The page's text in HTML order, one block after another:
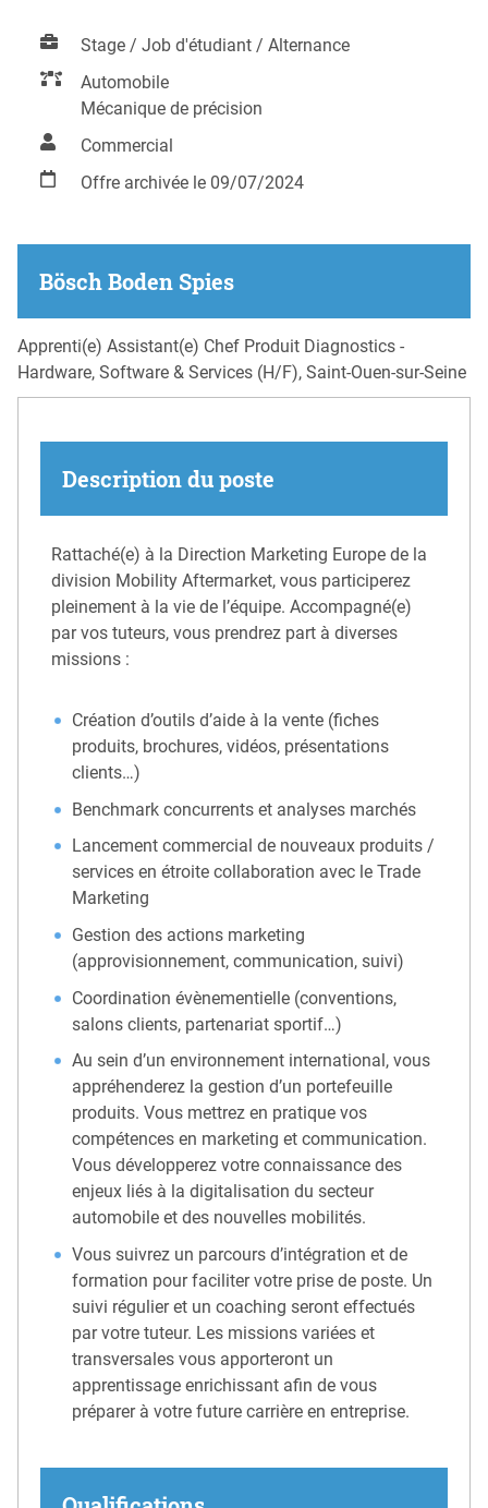
Stage / Job d'étudiant / Alternance
Automobile
Mécanique de précision
Commercial
Offre archivée le 09/07/2024
Bösch Boden Spies
Apprenti(e) Assistant(e) Chef Produit Diagnostics -
Hardware, Software & Services (H/F), Saint-Ouen-sur-Seine
Description du poste
Rattaché(e) à la Direction Marketing Europe de la
division Mobility Aftermarket, vous participerez
pleinement à la vie de l’équipe. Accompagné(e)
par vos tuteurs, vous prendrez part à diverses
missions :
Création d’outils d’aide à la vente (fiches
produits, brochures, vidéos, présentations
clients…)
Benchmark concurrents et analyses marchés
Lancement commercial de nouveaux produits /
services en étroite collaboration avec le Trade
Marketing
Gestion des actions marketing
(approvisionnement, communication, suivi)
Coordination évènementielle (conventions,
salons clients, partenariat sportif…)
Au sein d’un environnement international, vous
appréhenderez la gestion d’un portefeuille
produits. Vous mettrez en pratique vos
compétences en marketing et communication.
Vous développerez votre connaissance des
enjeux liés à la digitalisation du secteur
automobile et des nouvelles mobilités.
Vous suivrez un parcours d’intégration et de
formation pour faciliter votre prise de poste. Un
suivi régulier et un coaching seront effectués
par votre tuteur. Les missions variées et
transversales vous apporteront un
apprentissage enrichissant afin de vous
préparer à votre future carrière en entreprise.